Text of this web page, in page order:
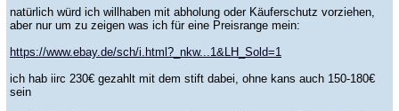
natürlich würd ich willhaben mit abholung oder Käuferschutz vorziehen,
aber nur um zu zeigen was ich für eine Preisrange mein:
https://www.ebay.de/sch/i.html?_nkw...1&LH_Sold=1
ich hab iirc 230€ gezahlt mit dem stift dabei, ohne kans auch 150-180€
sein